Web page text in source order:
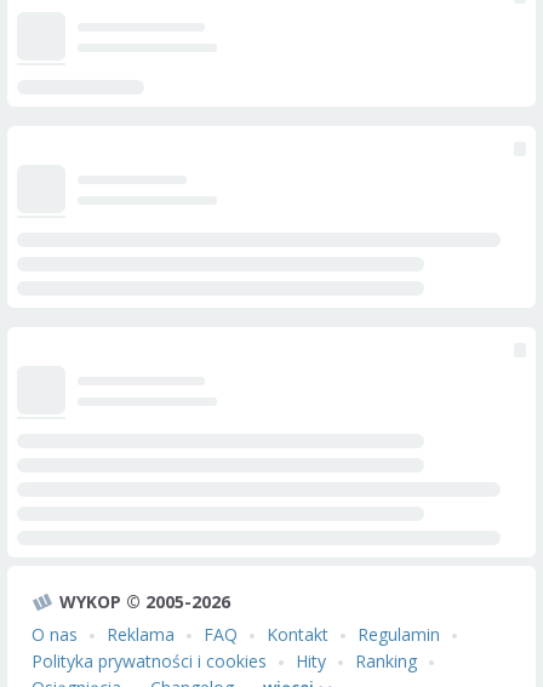
WYKOP © 2005-2026
O nas
Reklama FAQ Kontakt
Regulamin
Polityka prywatności i cookies
Hity
Ranking